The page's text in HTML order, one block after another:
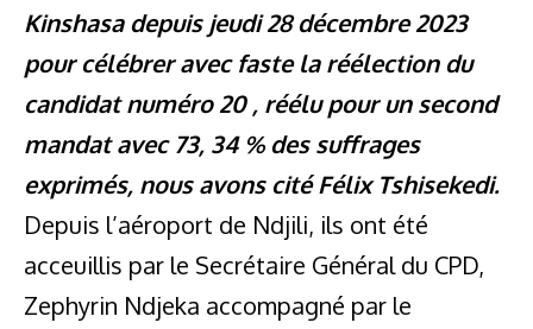
Kinshasa depuis jeudi 28 décembre 2023
pour célébrer avec faste la réélection du
candidat numéro 20 , réélu pour un second
mandat avec 73, 34 % des suffrages
exprimés, nous avons cité Félix Tshisekedi.
Depuis l’aéroport de Ndjili, ils ont été
acceuillis par le Secrétaire Général du CPD,
Zephyrin Ndjeka accompagné par le